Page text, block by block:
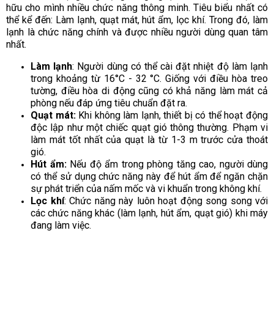
hữu cho mình nhiều chức năng thông minh. Tiêu biểu nhất có
thể kể đến: Làm lạnh, quạt mát, hút ẩm, lọc khí. Trong đó, làm
lạnh là chức năng chính và được nhiều người dùng quan tâm
nhất.
Làm lạnh: Người dùng có thể cài đặt nhiệt độ làm lạnh
trong khoảng từ 16°C - 32 °C. Giống với điều hòa treo
tường, điều hòa di động cũng có khả năng làm mát cả
phòng nếu đáp ứng tiêu chuẩn đặt ra.
Quạt mát:Khi không làm lạnh, thiết bị có thể hoạt động
độc lập như một chiếc quạt gió thông thường. Phạm vi
làm mát tốt nhất của quạt là từ 1-3 m trước cửa thoát
gió.
Hút ẩm:Nếu độ ẩm trong phòng tăng cao, người dùng
có thể sử dụng chức năng này để hút ẩm để ngăn chặn
sự phát triển của nấm mốc và vi khuẩn trong không khí.
Lọc khí: Chức năng này luôn hoạt động song song với
các chức năng khác (làm lạnh, hút ẩm, quạt gió) khi máy
đang làm việc.